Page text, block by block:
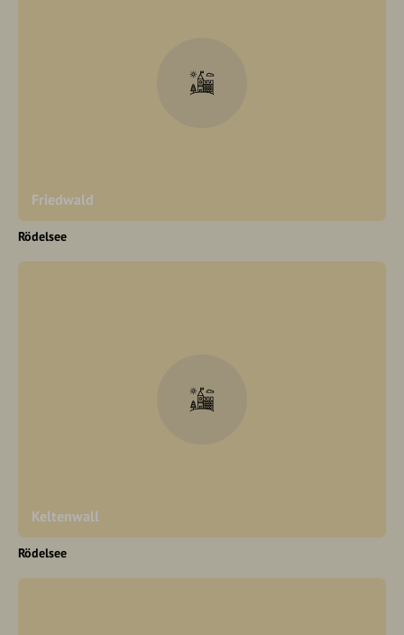
Friedwald
Rödelsee
Keltenwall
Rödelsee